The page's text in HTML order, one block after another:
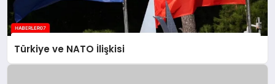
Türkiye ve NATO İlişkisi